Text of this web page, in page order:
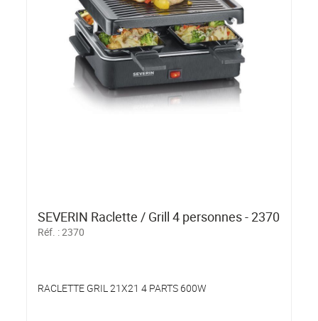
SEVERIN Raclette / Grill 4 personnes - 2370
Réf. :2370
RACLETTE GRIL 21X21 4 PARTS 600W